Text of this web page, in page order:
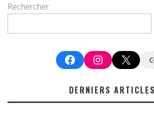
Rechercher
FacebookInstagram
X
DERNIERS ARTICLES